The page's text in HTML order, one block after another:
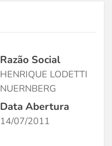
Razão Social
HENRIQUE LODETTI
NUERNBERG
Data Abertura
14/07/2011